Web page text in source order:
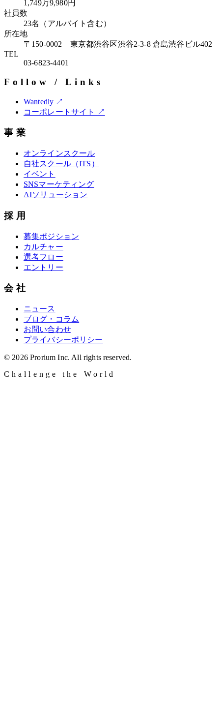
1,749万9,980円
社員数
23名（アルバイト含む）
所在地
〒 150-0002
東京都渋谷区渋谷2-3-8 倉島渋谷ビル402
TEL
03-6823-4401
Follow / Links
Wantedly ↗
コーポレートサイト
↗
事業
オンラインスクール
自社スクール（ITS）
イベント
SNSマーケティング
AIソリューション
採用
募集ポジション
カルチャー
選考フロー
エントリー
会社
ニュース
ブログ・コラム
お問い合わせ
プライバシーポリシー
© 2026 Prorium Inc. All rights reserved.
Challenge the World